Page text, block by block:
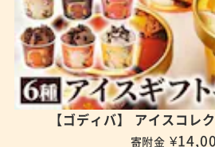
【ゴディバ】 アイスコレ
寄附金